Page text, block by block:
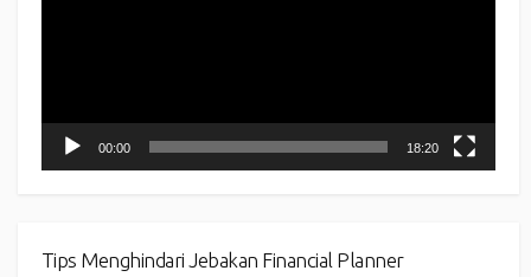
00:00 18:20
Tips Menghindari Jebakan Financial Planner